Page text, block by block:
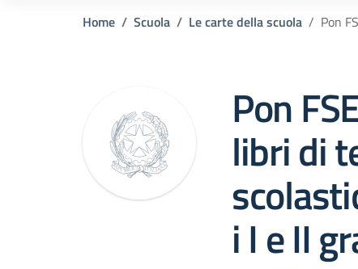
Home Scuola Le carte della scuola Pon
Pon
libri di
i I e II